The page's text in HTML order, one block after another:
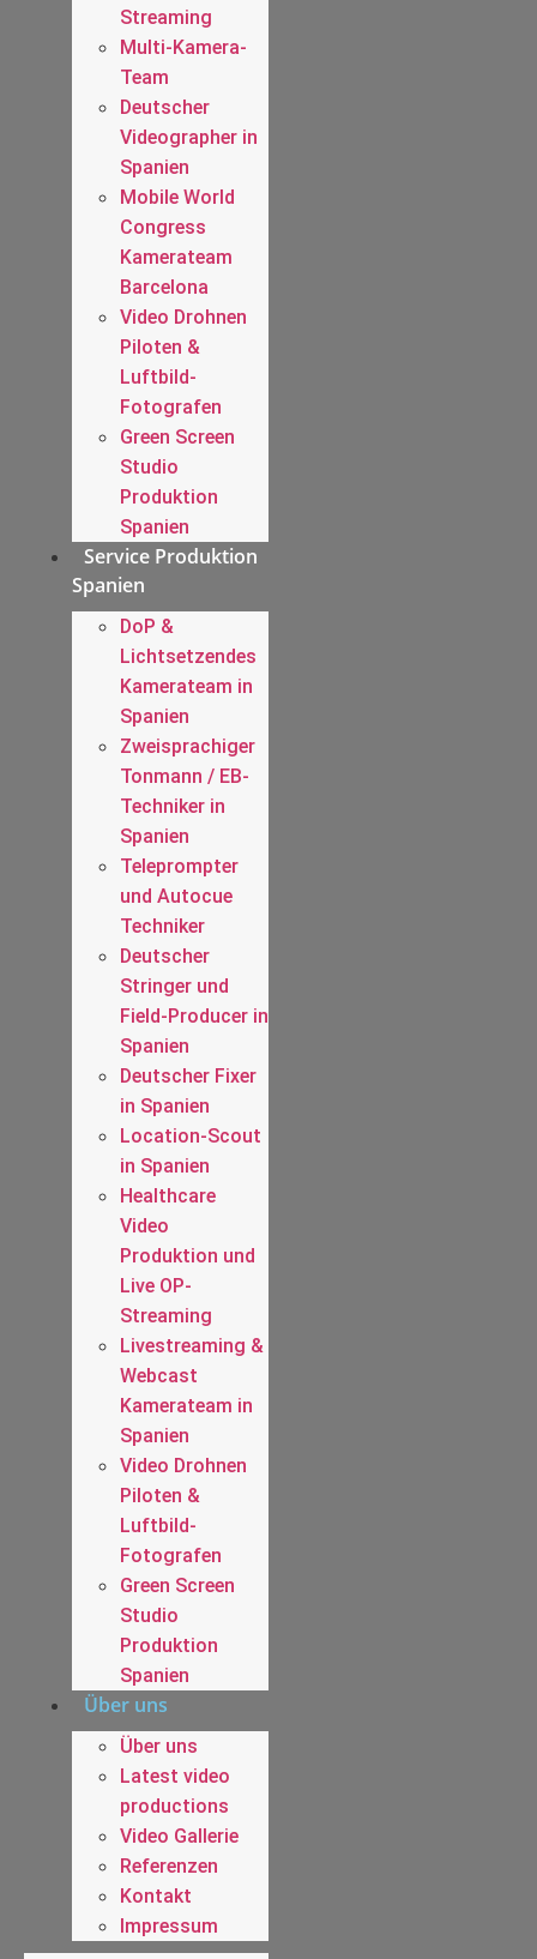
Streaming
Multi-Kamera-
Team
Deutscher
Videographer in
Spanien
Mobile World
Congress
Kamerateam
Barcelona
Video Drohnen
Piloten &
Luftbild-
Fotografen
Green Screen
Studio
Produktion
Spanien
Service Produktion
Spanien
DoP &
Lichtsetzendes
Kamerateam in
Spanien
Zweisprachiger
Tonmann / EB-
Techniker in
Spanien
Teleprompter
und Autocue
Techniker
Deutscher
Stringer und
Field-Producer in
Spanien
Deutscher Fixer
in Spanien
Location-Scout
in Spanien
Healthcare
Video
Produktion und
Live OP-
Streaming
Livestreaming &
Webcast
Kamerateam in
Spanien
Video Drohnen
Piloten &
Luftbild-
Fotografen
Green Screen
Studio
Produktion
Spanien
Über uns
Über uns
Latest video
productions
Video Gallerie
Referenzen
Kontakt
Impressum